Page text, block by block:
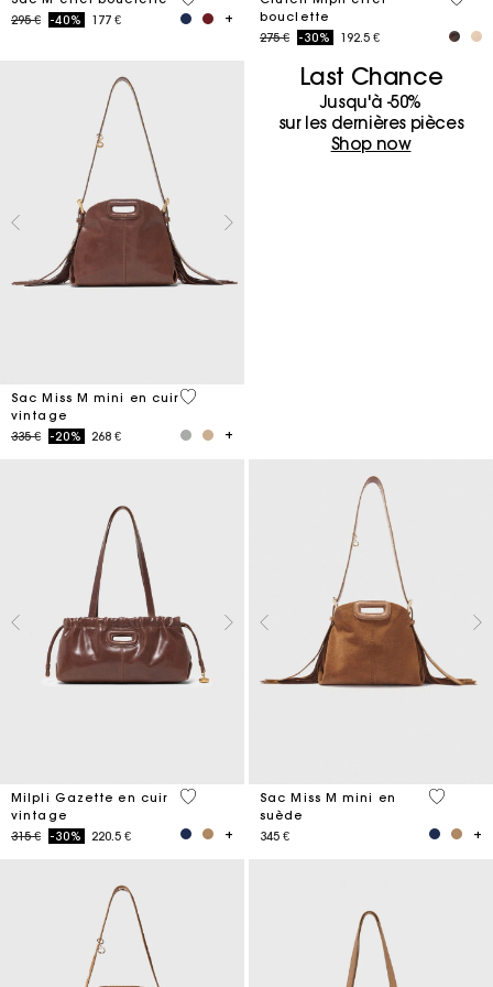
Price reduced from
295 €to-40% 177 €
bouclette
Price reduced from
275 €to-30% 192.5 €
Sac Miss M mini en cuir
vintage
Price reduced from
335 €to-20% 268 €
5 out of 5 Customer Rating
Last Chance
Jusqu'à -50%
sur les dernières pièces
Shop now
Milpli Gazette en cuir
vintage
Price reduced from
315 €to-30% 220.5 €
3,5 out of 5 Customer Rating
Sac Miss M mini en
suède
345 €
3,6 out